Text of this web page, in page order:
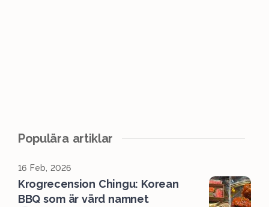
Populära artiklar
16 Feb, 2026
Krogrecension Chingu: Korean
BBQ som är värd namnet